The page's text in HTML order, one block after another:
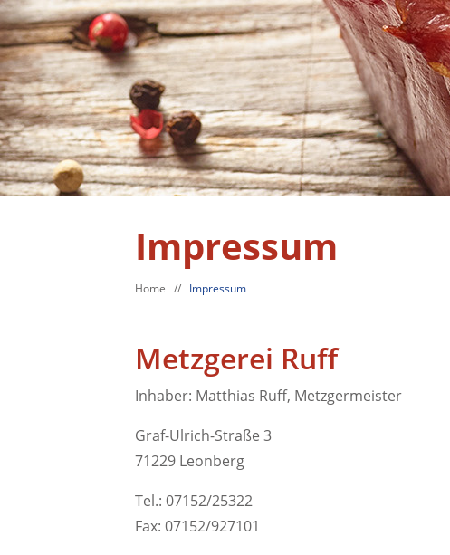
Impressum
Home // Impressum
Metzgerei Ruff
Inhaber: Matthias Ruff, Metzgermeister
Graf-Ulrich-Straße 3
71229 Leonberg
Tel.: 07152/25322
Fax: 07152/927101